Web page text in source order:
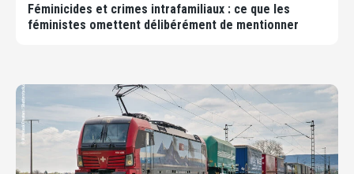
Féminicides et crimes intrafamiliaux : ce que les
féministes omettent délibérément de mentionner